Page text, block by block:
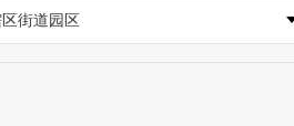
街道园区